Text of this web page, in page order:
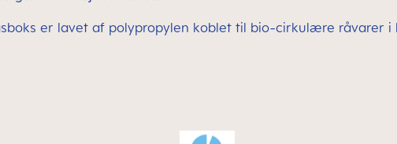
er lavet af polypropylen koblet til bio-cirkulære råvarer i
Bar